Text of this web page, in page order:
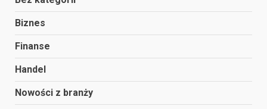
Biznes
Finanse
Handel
Nowości z branży